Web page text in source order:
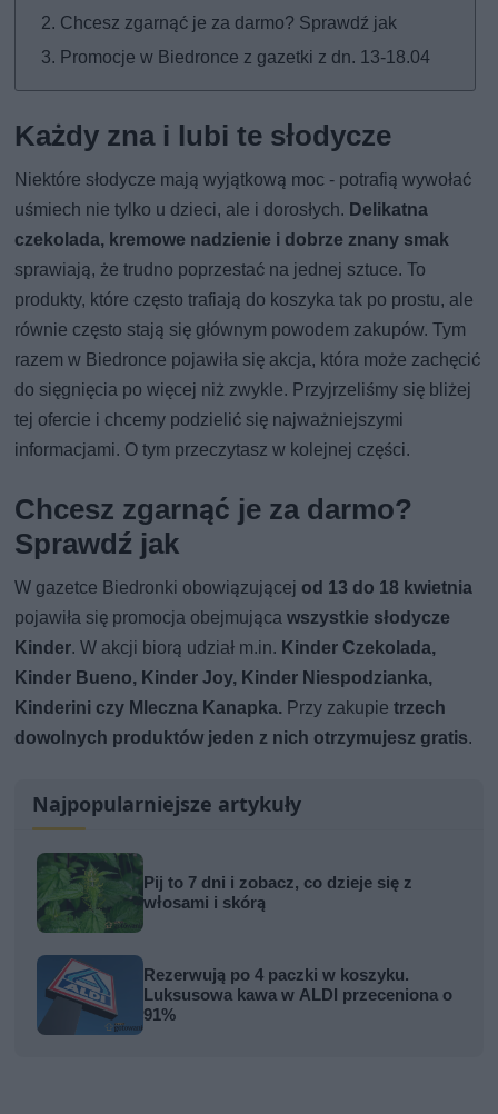
Chcesz zgarnąć je za darmo? Sprawdź jak
Promocje w Biedronce z gazetki z dn. 13-18.04
Każdy zna i lubi te słodycze
Niektóre słodycze mają wyjątkową moc - potrafią wywołać
uśmiech nie tylko u dzieci, ale i dorosłych. Delikatna
czekolada, kremowe nadzienie i dobrze znany smak
sprawiają, że trudno poprzestać na jednej sztuce. To
produkty, które często trafiają do koszyka tak po prostu, ale
równie często stają się głównym powodem zakupów. Tym
razem w Biedronce pojawiła się akcja, która może zachęcić
do sięgnięcia po więcej niż zwykle. Przyjrzeliśmy się bliżej
tej ofercie i chcemy podzielić się najważniejszymi
informacjami. O tym przeczytasz w kolejnej części.
Chcesz zgarnąć je za darmo?
Sprawdź jak
W gazetce Biedronki obowiązującej od 13 do 18 kwietnia
pojawiła się promocja obejmującawszystkie słodycze
Kinder. W akcji biorą udział m.in. Kinder Czekolada,
Kinder Bueno, Kinder Joy, Kinder Niespodzianka,
Kinderini czy Mleczna Kanapka. Przy zakupie trzech
dowolnych produktów jeden z nich otrzymujesz gratis.
Najpopularniejsze artykuły
Pij to 7 dni i zobacz, co dzieje się z
włosami i skórą
Rezerwują po 4 paczki w koszyku.
Luksusowa kawa w ALDI przeceniona o
91%